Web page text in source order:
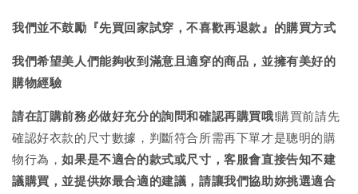
我們並不鼓勵『先買回家試穿，不喜歡再退款』的購買方式
我們希望美人們能夠收到滿意且適穿的商品，並擁有美好的
購物經驗
請在訂購前務必做好充分的詢問和確認再購買哦!購買前請先
確認好衣款的尺寸數據，判斷符合所需再下單才是聰明的購
物行為，如果是不適合的款式或尺寸，客服會直接告知不建
議購買，並提供妳最合適的建議，請讓我們協助妳挑選適合